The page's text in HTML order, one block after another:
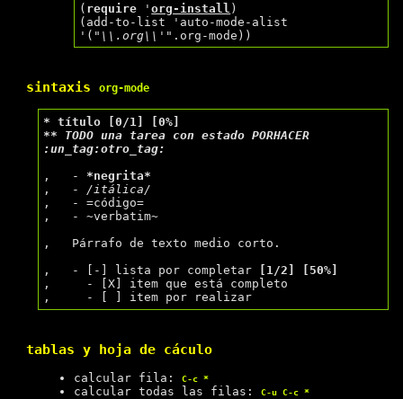
( require 'org-install )
(add-to-list 'auto-mode-alist
'( "\\.org\\'"
sintaxis org-mode
* título [0/1]
[0%]
** TODO
:un_tag:otro_tag:
,   - *negrita*
,   - /itálica/
,   - =código=
,   - ~verbatim~
,   Párrafo de texto medio corto.
,   - [-] lista por completar
[1/2]
[50%]
,     - [X] item que está completo
tablas y hoja de cáculo
calcular fila: C-c *
calcular todas las filas: C-u C-c *